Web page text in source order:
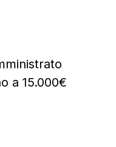
a 15.000€